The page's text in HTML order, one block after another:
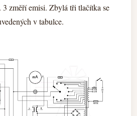
změří emisi. Zbylá tři tlačítka se
v tabulce.